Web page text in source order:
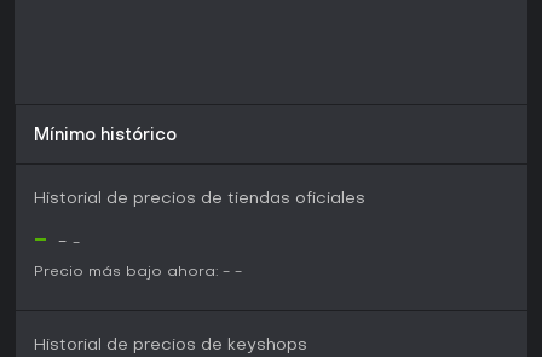
Mínimo histórico
Historial de precios de tiendas oficiales
- - -
Precio más bajo ahora: - -
Historial de precios de keyshops